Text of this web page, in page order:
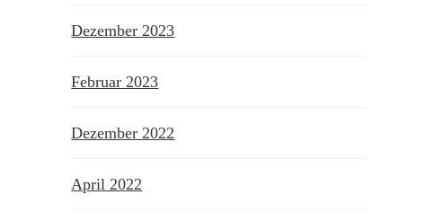
Dezember 2023
Februar 2023
Dezember 2022
April 2022